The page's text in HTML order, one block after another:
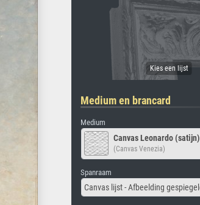
Medium en brancard
Medium
Canvas Leonardo (satijn)
(Canvas Venezia)
Spanraam